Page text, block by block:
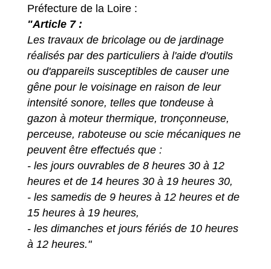
Préfecture de la Loire :
"Article 7 :
Les travaux de bricolage ou de jardinage
réalisés par des particuliers à l'aide d'outils
ou d'appareils susceptibles de causer une
gêne pour le voisinage en raison de leur
intensité sonore, telles que tondeuse à
gazon à moteur thermique, tronçonneuse,
perceuse, raboteuse ou scie mécaniques ne
peuvent être effectués que :
- les jours ouvrables de 8 heures 30 à 12
heures et de 14 heures 30 à 19 heures 30,
- les samedis de 9 heures à 12 heures et de
15 heures à 19 heures,
- les dimanches et jours fériés de 10 heures
à 12 heures."